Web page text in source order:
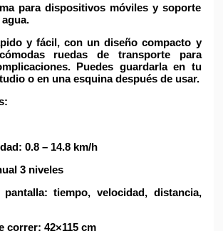
para dispositivos móviles y soporte
y fácil, con un diseño compacto y
ruedas de transportepara
Puedes guardarla en tu
o en una esquina después de usar.
0.8 – 14.8 km/h
3 niveles
tiempo, velocidad, distancia,
correr: 42×115 cm